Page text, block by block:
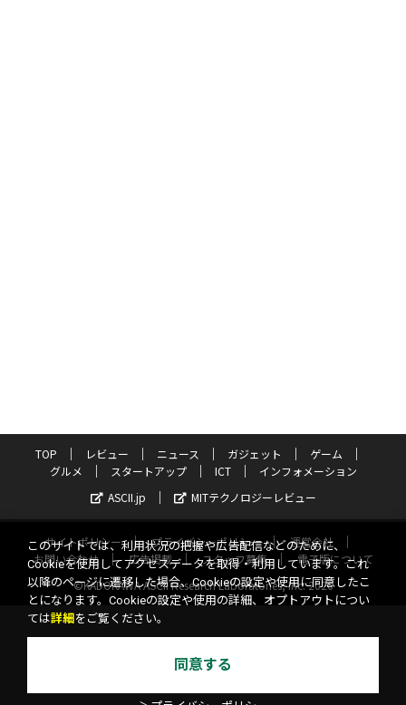
TOP レビュー ニュース ガジェット
ゲーム
グルメ
スタートアップ ICT
インフォメーション
ASCII.jp
MITテクノロジーレビュー
サイトポリシー プライバシーポリシー
運営会社
お問い合わせ
広告掲載 スタッフ募集
電子版について
©KADOKAWA ASCII Research Laboratories, Inc. 2026
このサイトでは、利用状況の把握や広告配信などのために、
Cookieを使用してアクセスデータを取得・利用しています。これ
以降のページに遷移した場合、Cookieの設定や使用に同意したこ
とになります。Cookieの設定や使用の詳細、オプトアウトについ
ては詳細 をご覧ください。
同意する